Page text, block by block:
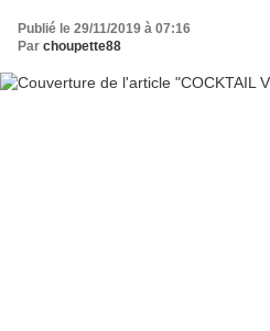
Publié le 29/11/2019 à 07:16
Par choupette88